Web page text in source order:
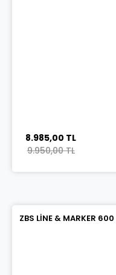
8.985,00 TL
9.950,00 TL
ZBS LİNE & MARKER